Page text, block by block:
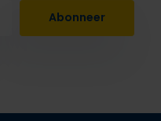
Abonneer